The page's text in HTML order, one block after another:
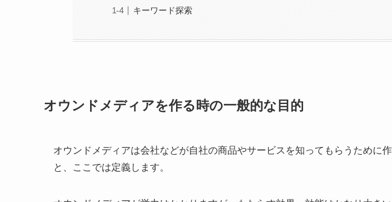
キーワード探索
オウンドメディアを作る時の一般的な目的
オウンドメディアは会社などが自社の商品やサービスを知ってもらうために
と、ここでは定義します。